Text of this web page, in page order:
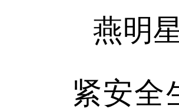
燕明
紧安全